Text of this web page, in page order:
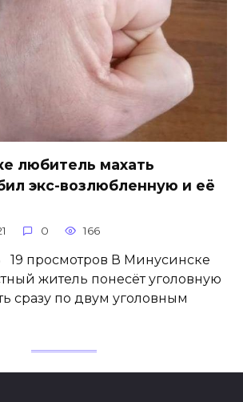
любитель махать
экс-возлюбленную и её
0 166
19 просмотров В Минусинске
житель понесёт уголовную
сразу по двум уголовным